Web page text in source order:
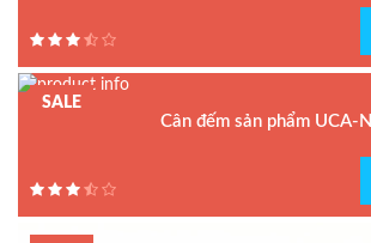
Hãng sản xuất : UTE
Bảo hành: 1.5 năm
SALE
Cân đếm sản phẩm UCA-N
Hãng sản xuất : UTE - Taiwan